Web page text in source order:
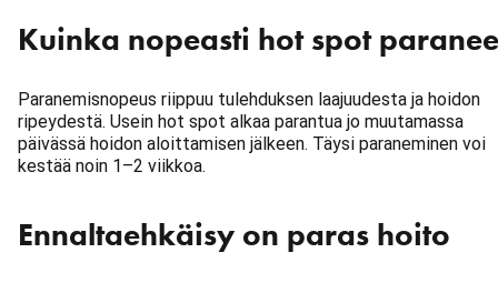
Kuinka nopeasti hot spot
Paranemisnopeus riippuu tulehduksen laajuudesta ja hoidon
ripeydestä. Usein hot spot alkaa parantua jo muutamassa
päivässä hoidon aloittamisen jälkeen. Täysi paraneminen voi
kestää noin 1–2 viikkoa.
Ennaltaehkäisy on paras hoito